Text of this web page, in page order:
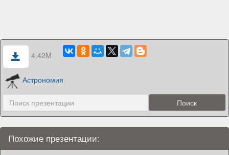
4.42M
Астрономия
Похожие презентации: